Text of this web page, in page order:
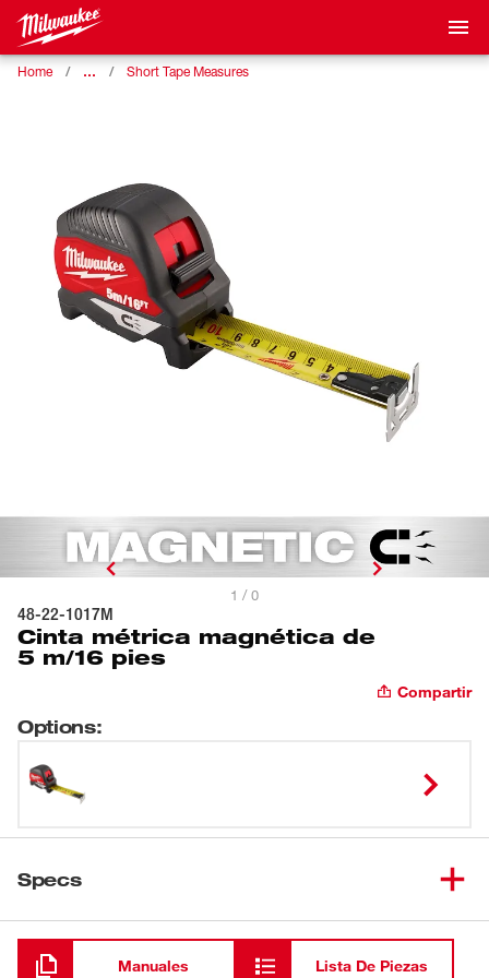
Home … Short Tape Measures
1 / 0
48-22-1017M
Cinta métrica magnética de
5 m/16 pies
Compartir
Options:
Specs
Cargando
Manuales Lista De Piezas